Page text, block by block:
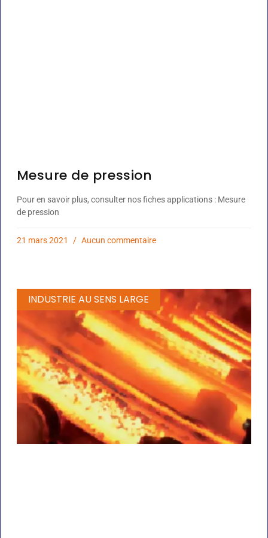
Mesure de pression
Pour en savoir plus, consulter nos fiches applications : Mesure
de pression
21 mars 2021 Aucun commentaire
INDUSTRIE AU SENS LARGE